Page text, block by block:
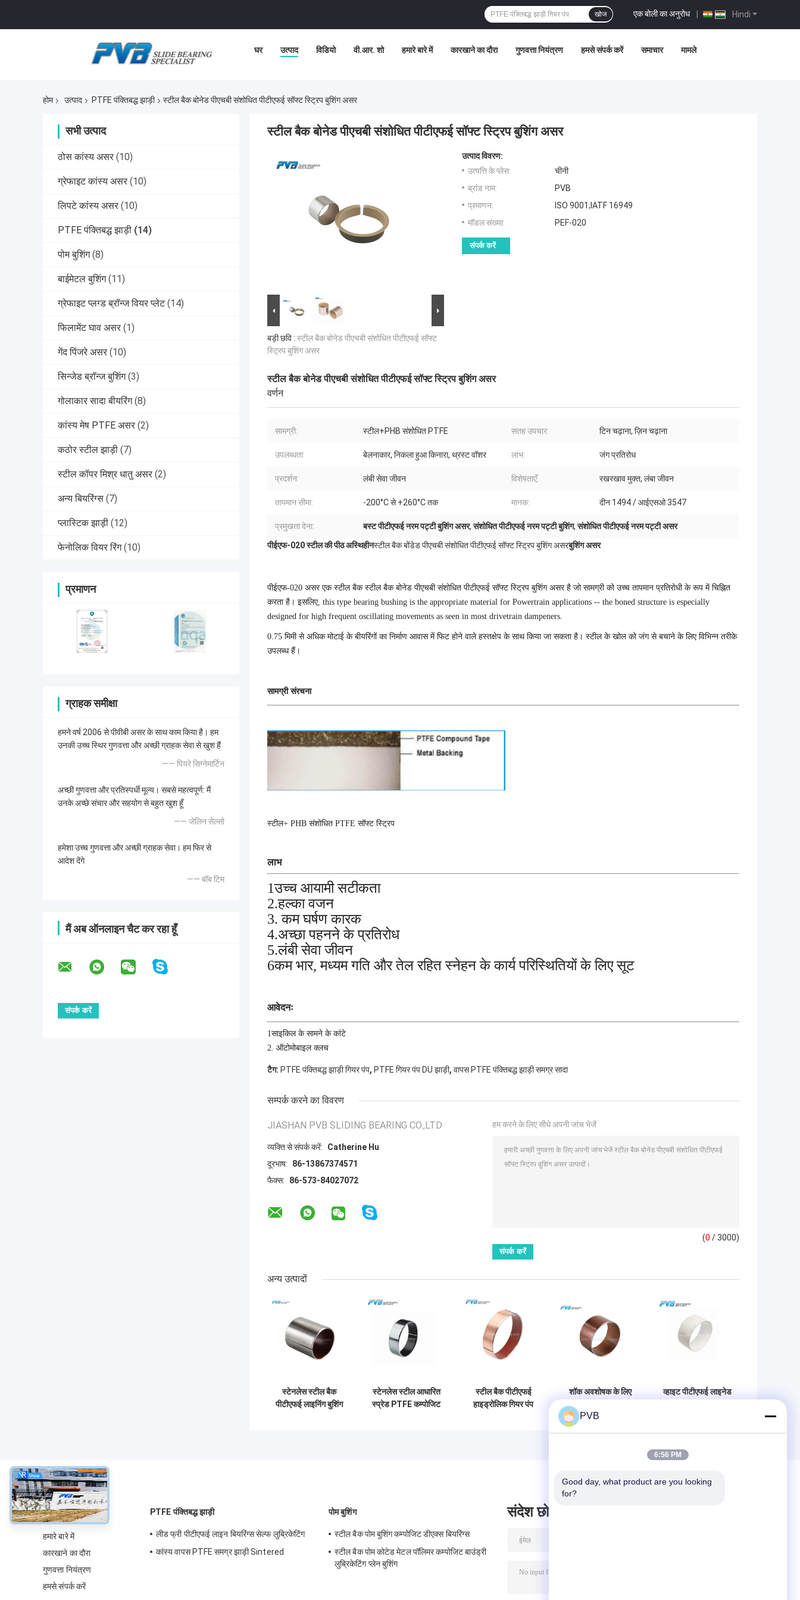
Hindi
एक बोली का अनुरोध |
खोज
घर उत्पाद विडियो वी.आर. शो हमारे बारे में कारखाने का दौरा गुणवत्ता नियंत्रण हमसे संपर्क करें समाचार मामले
होम उत्पाद PTFE पंक्तिबद्ध झाड़ी स्टील बैक बोनेड पीएचबी संशोधित पीटीएफई सॉफ्ट स्ट्रिप बुशिंग असर
सभी उत्पाद
ठोस कांस्य असर (10)
ग्रेफाइट कांस्य असर (10)
लिपटे कांस्य असर (10)
PTFE पंक्तिबद्ध झाड़ी (14)
पोम बुशिंग (8)
बाईमेटल बुशिंग (11)
ग्रेफाइट प्लग्ड ब्रॉन्ज वियर प्लेट (14)
फिलामेंट घाव असर (1)
गेंद पिंजरे असर (10)
सिन्जेड ब्रॉन्ज बुशिंग (3)
गोलाकार सादा बीयरिंग (8)
कांस्य मेष PTFE असर (2)
कठोर स्टील झाड़ी (7)
स्टील कॉपर मिश्र धातु असर (2)
अन्य बियरिंग्स (7)
प्लास्टिक झाड़ी (12)
फेनोलिक वियर रिंग (10)
प्रमाणन
ग्राहक समीक्षा
हमने वर्ष 2006 से पीवीबी असर के साथ काम किया है। हम
उनकी उच्च स्थिर गुणवत्ता और अच्छी ग्राहक सेवा से खुश हैं
—— पियरे सिग्नेमार्टिन
अच्छी गुणवत्ता और प्रतिस्पर्धी मूल्य। सबसे महत्वपूर्ण: मैं
उनके अच्छे संचार और सहयोग से बहुत खुश हूँ
—— जेलिन सेल्सो
हमेशा उच्च गुणवत्ता और अच्छी ग्राहक सेवा। हम फिर से
आदेश देंगे
—— बॉब टिम
मैं अब ऑनलाइन चैट कर रहा हूँ
स्टील बैक बोनेड पीएचबी संशोधित पीटीएफई सॉफ्ट स्ट्रिप बुशिंग असर
बड़ी छवि : स्टील बैक बोनेड पीएचबी संशोधित पीटीएफई सॉफ्ट
स्ट्रिप बुशिंग असर
उत्पाद विवरण:
उत्पत्ति के प्लेस:
चीनी
ब्रांड नाम:
PVB
प्रमाणन:
ISO 9001;IATF 16949
मॉडल संख्या:
PEF-020
संपर्क करें
स्टील बैक बोनेड पीएचबी संशोधित पीटीएफई सॉफ्ट स्ट्रिप बुशिंग असर
वर्णन
सामग्री: स्टील+PHB संशोधित PTFE सतह उपचार: टिन चढ़ाना, ज़िन चढ़ाना
उपलब्धता: बेलनाकार, निकला हुआ किनारा, थ्रस्ट वॉशर लाभ: जंग प्रतिरोध
प्रदर्शन: लंबी सेवा जीवन विशेषताएँ: रखरखाव मुक्त, लंबा जीवन
तापमान सीमा: -200°C से +260°C तक मानक: दीन 1494 / आईएसओ 3547
प्रमुखता देना: बस्ट पीटीएफई नरम पट्टी बुशिंग असर,संशोधित पीटीएफई नरम पट्टी बुशिंग,संशोधित पीटीएफई नरम पट्टी असर
पीईएफ-020 स्टील की पीठ अस्थिहीनस्टील बैक बोंडेड पीएचबी संशोधित पीटीएफई सॉफ्ट स्ट्रिप बुशिंग असरबुशिंग असर
पीईएफ-020 असर एक स्टील बैक स्टील बैक बोनेड पीएचबी संशोधित पीटीएफई सॉफ्ट स्ट्रिप बुशिंग असर है जो सामग्री को उच्च तापमान प्रतिरोधी के रूप में चिह्नित
करता है। इसलिए, this type bearing bushing is the appropriate material for Powertrain applications -- the boned structure is especially
designed for high frequent oscillating movements as seen in most drivetrain dampeners.
0.75 मिमी से अधिक मोटाई के बीयरिंगों का निर्माण आवास में फिट होने वाले हस्तक्षेप के साथ किया जा सकता है। स्टील के खोल को जंग से बचाने के लिए विभिन्न तरीके
उपलब्ध हैं।
सामग्री संरचना
स्टील+ PHB संशोधित PTFE सॉफ्ट स्ट्रिप
लाभ
1उच्च आयामी सटीकता
2.हल्का वजन
3. कम घर्षण कारक
4.अच्छा पहनने के प्रतिरोध
5.लंबी सेवा जीवन
6कम भार, मध्यम गति और तेल रहित स्नेहन के कार्य परिस्थितियों के लिए सूट
आवेदनः
1साइकिल के सामने के कांटे
2. ऑटोमोबाइल क्लच
टैग: PTFE पंक्तिबद्ध झाड़ी गियर पंप, PTFE गियर पंप DU झाड़ी, वापस PTFE पंक्तिबद्ध झाड़ी समग्र सादा
सम्पर्क करने का विवरण
JIASHAN PVB SLIDING BEARING CO.,LTD
व्यक्ति से संपर्क करें:
Catherine Hu
दूरभाष:
86-13867374571
फैक्स:
86-573-84027072
हम करने के लिए सीधे अपनी जांच भेजें
(0 / 3000)
अन्य उत्पादों
स्टेनलेस स्टील बैक
पीटीएफई लाइनिंग बुशिंग
स्टेनलेस स्टील आधारित
स्प्रेड PTFE कम्पोजिट
स्टील बैक पीटीएफई
हाइड्रोलिक गियर पंप
शॉक अवशोषक के लिए
स्टील बैक पीटीएफई
लाइन बियरिंग्स पॉलिमर
व्हाइट पीटीएफई लाइनेड
के बारे में
हमारे बारे में
कारखाने का दौरा
गुणवत्ता नियंत्रण
हमसे संपर्क करें
PTFE पंक्तिबद्ध झाड़ी
लीड फ्री पीटीएफई लाइन बियरिंग्स सेल्फ लुब्रिकेटिंग
कांस्य वापस PTFE समग्र झाड़ी Sintered
पोम बुशिंग
स्टील बैक पोम बुशिंग कम्पोजिट डीएक्स बियरिंग्स
स्टील बैक पोम कोटेड मेटल पॉलिमर कम्पोजिट बाउंड्री
लुब्रिकेटिंग प्लेन बुशिंग
संदेश छोड़ दो
PVB
6:56 PM
Good day, what product are you looking
for?